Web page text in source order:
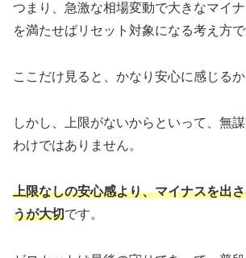
つまり、急激な相場変動で大きなマイ
を満たせばリセット対象になる考え方で
ここだけ見ると、かなり安心に感じるか
しかし、上限がないからといって、無
わけではありません。
上限なしの安心感より、マイナスを出
うが大切です。